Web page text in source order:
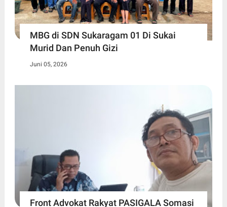
MBG di SDN Sukaragam 01 Di Sukai
Murid Dan Penuh Gizi
Juni 05, 2026
Front Advokat Rakyat PASIGALA Somasi